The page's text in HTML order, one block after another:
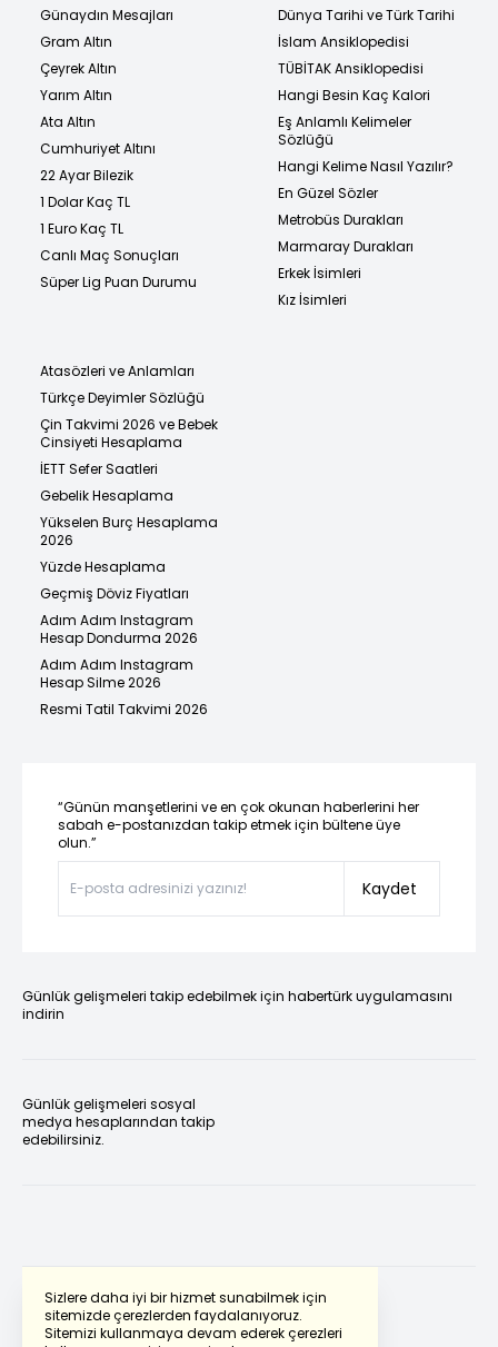
Sizlere daha iyi bir hizmet sunabilmek için
sitemizde çerezlerden faydalanıyoruz.
Sitemizi kullanmaya devam ederek çerezleri
Günaydın Mesajları
Gram Altın
Çeyrek Altın
Yarım Altın
Ata Altın
Cumhuriyet Altını
22 Ayar Bilezik
1 Dolar Kaç TL
1 Euro Kaç TL
Canlı Maç Sonuçları
Süper Lig Puan Durumu
Dünya Tarihi ve Türk Tarihi
İslam Ansiklopedisi
TÜBİTAK Ansiklopedisi
Hangi Besin Kaç Kalori
Eş Anlamlı Kelimeler
Sözlüğü
Hangi Kelime Nasıl Yazılır?
En Güzel Sözler
Metrobüs Durakları
Marmaray Durakları
Erkek İsimleri
Kız İsimleri
Atasözleri ve Anlamları
Türkçe Deyimler Sözlüğü
Çin Takvimi 2026 ve Bebek
Cinsiyeti Hesaplama
İETT Sefer Saatleri
Gebelik Hesaplama
Yükselen Burç Hesaplama
2026
Yüzde Hesaplama
Geçmiş Döviz Fiyatları
Adım Adım Instagram
Hesap Dondurma 2026
Adım Adım Instagram
Hesap Silme 2026
Resmi Tatil Takvimi 2026
“Günün manşetlerini ve en çok okunan haberlerini her
sabah e-postanızdan takip etmek için bültene üye
olun.”
Kaydet
Günlük gelişmeleri takip edebilmek için habertürk uygulamasını
indirin
Günlük gelişmeleri sosyal
medya hesaplarından takip
edebilirsiniz.
Powered by Translate